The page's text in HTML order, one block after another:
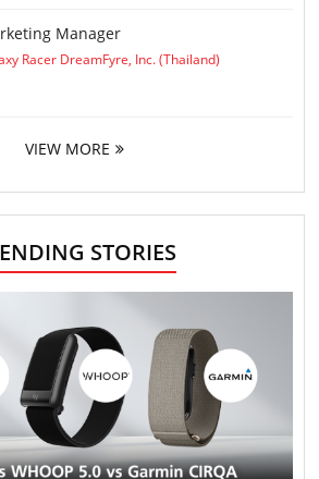
Manager
Racer DreamFyre, Inc. (Thailand)
VIEW MORE
STORIES